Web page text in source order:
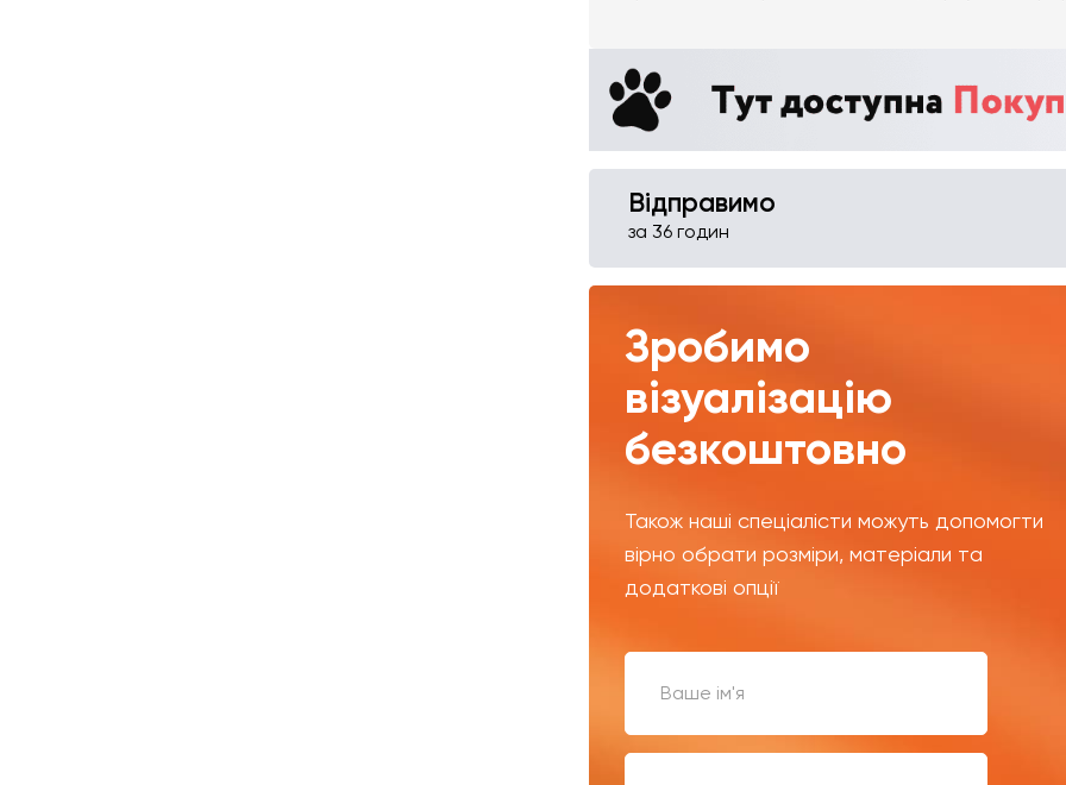
Відправимо
за 36 годин
Зробимо
візуалізацію
безкоштовно
Також наші спеціалісти можуть допомогти
вірно обрати розміри, матеріали та
додаткові опції